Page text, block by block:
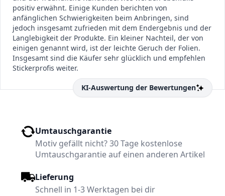
positiv erwähnt. Einige Kunden berichten von
anfänglichen Schwierigkeiten beim Anbringen, sind
jedoch insgesamt zufrieden mit dem Endergebnis und der
Langlebigkeit der Produkte. Ein kleiner Nachteil, der von
einigen genannt wird, ist der leichte Geruch der Folien.
Insgesamt sind die Käufer sehr glücklich und empfehlen
Stickerprofis weiter.
KI-Auswertung der Bewertungen
Umtauschgarantie
Motiv gefällt nicht? 30 Tage kostenlose
Umtauschgarantie auf einen anderen Artikel
Lieferung
Schnell in 1-3 Werktagen bei dir